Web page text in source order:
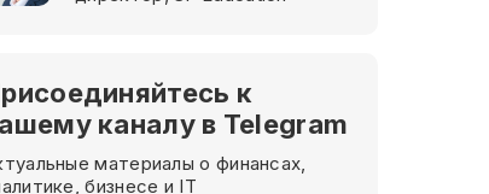
к
каналу в Telegram
материалы о финансах,
бизнесе и IT